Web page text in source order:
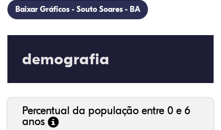
Baixar Gráficos - Souto Soares - BA
demografia
Percentual da população entre 0 e 6
anos